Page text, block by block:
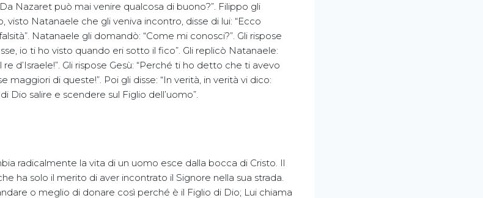
Nazaret può mai venire qualcosa di buono?”. Filippo gli
visto Natanaele che gli veniva incontro, disse di lui: “Ecco
Natanaele gli domandò: “Come mi conosci?”. Gli rispose
io ti ho visto quando eri sotto il fico”. Gli replicò Natanaele:
d’Israele!”. Gli rispose Gesù: “Perché ti ho detto che ti avevo
maggiori di queste!”. Poi gli disse: “In verità, in verità vi dico:
Dio salire e scendere sul Figlio dell’uomo”.
radicalmente la vita di un uomo esce dalla bocca di Cristo. Il
ha solo il merito di aver incontrato il Signore nella sua strada.
o meglio di donare così perché è il Figlio di Dio; Lui chiama